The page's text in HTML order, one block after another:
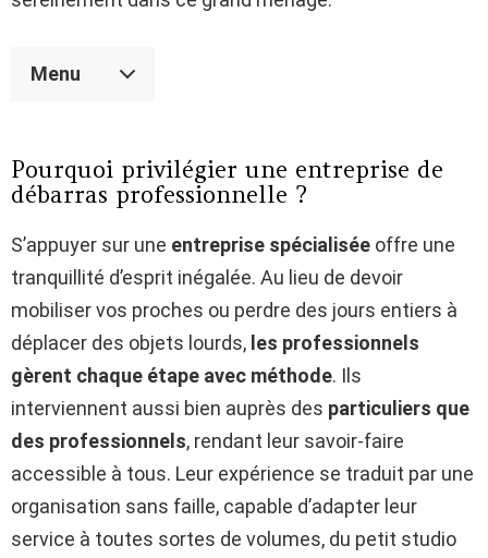
Menu
Pourquoi privilégier une entreprise de
débarras professionnelle ?
S’appuyer sur une entreprise spécialisée offre une
tranquillité d’esprit inégalée. Au lieu de devoir
mobiliser vos proches ou perdre des jours entiers à
déplacer des objets lourds, les professionnels
gèrent chaque étape avec méthode. Ils
interviennent aussi bien auprès des particuliers que
des professionnels, rendant leur savoir-faire
accessible à tous. Leur expérience se traduit par une
organisation sans faille, capable d’adapter leur
service à toutes sortes de volumes, du petit studio